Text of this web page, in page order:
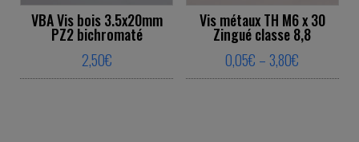
VBA Vis bois 3.5x20mm
PZ2 bichromaté
2,50€
Vis métaux TH M6 x 30
Zingué classe 8,8
0,05€ – 3,80€